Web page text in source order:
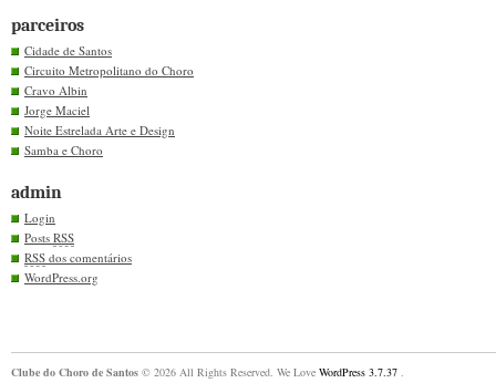
parceiros
Cidade de Santos
Circuito Metropolitano do Choro
Cravo Albin
Jorge Maciel
Noite Estrelada Arte e Design
Samba e Choro
admin
Login
Posts RSS
RSS dos comentários
WordPress.org
Clube do Choro de Santos © 2026 All Rights Reserved. We Love WordPress 3.7.37 .